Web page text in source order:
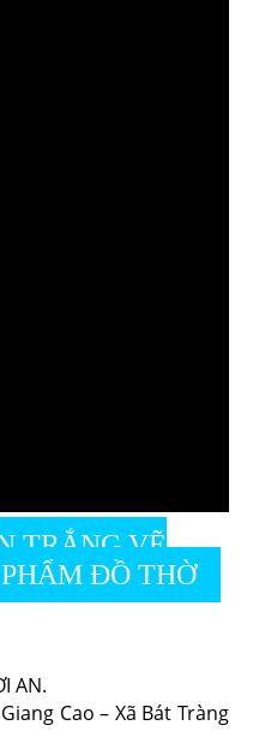
TRẮNG VẼ
ĐỒ THỜ
AN.
Cao – Xã Bát Tràng